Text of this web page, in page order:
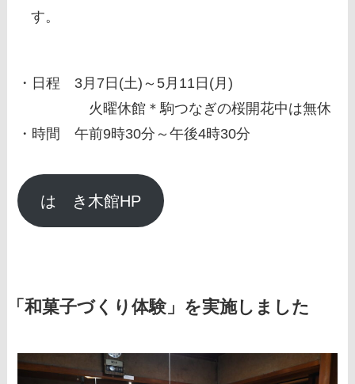
す。
・日程 3月7日(土)～5月11日(月)
火曜休館＊駒つなぎの桜開花中は無休
・時間 午前9時30分～午後4時30分
はゝき木館HP
「和菓子づくり体験」を実施しました